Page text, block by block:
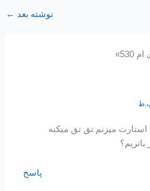
نوشته بعد ←
میزنم تق تق میکنه
پاسخ